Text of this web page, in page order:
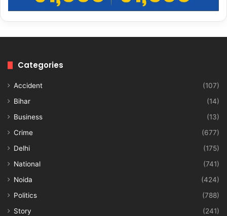
Categories
Accident
(107)
Bihar
(14)
Business
(13)
Crime
(677)
Delhi
(175)
National
(741)
Noida
(424)
Politics
(788)
Story
(241)